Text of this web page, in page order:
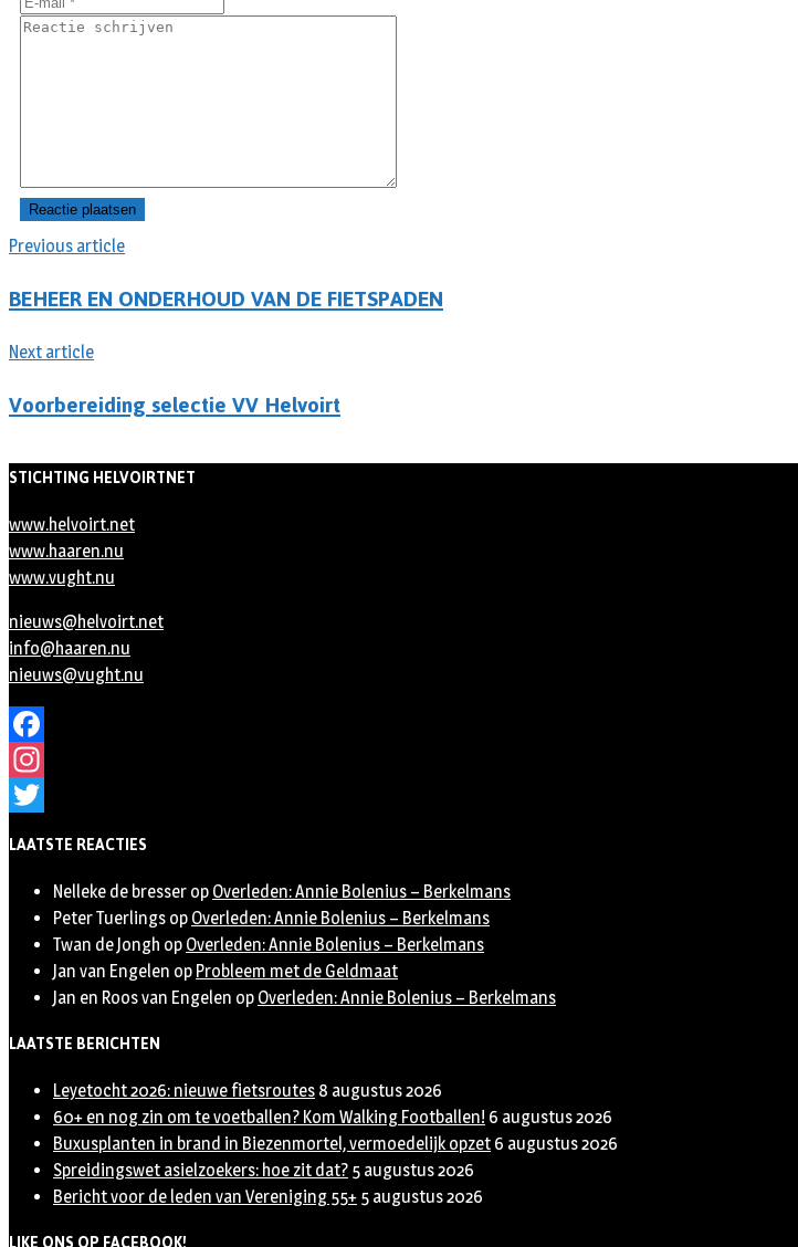
Previous article
BEHEER EN ONDERHOUD VAN DE FIETSPADEN
Next article
Voorbereiding selectie VV Helvoirt
STICHTING HELVOIRTNET
www.helvoirt.net
www.haaren.nu
www.vught.nu
nieuws@helvoirt.net
info@haaren.nu
nieuws@vught.nu
Facebook
Instagram
LAATSTE REACTIES
Nelleke de bresser op Overleden: Annie Bolenius – Berkelmans
Peter Tuerlings op Overleden: Annie Bolenius – Berkelmans
Twan de Jongh op Overleden: Annie Bolenius – Berkelmans
Jan van Engelen op Probleem met de Geldmaat
Jan en Roos van Engelen op Overleden: Annie Bolenius – Berkelmans
LAATSTE BERICHTEN
Leyetocht 2026: nieuwe fietsroutes 8 augustus 2026
60+ en nog zin om te voetballen? Kom Walking Footballen! 6 augustus 2026
Buxusplanten in brand in Biezenmortel, vermoedelijk opzet 6 augustus 2026
Spreidingswet asielzoekers: hoe zit dat? 5 augustus 2026
Bericht voor de leden van Vereniging 55+ 5 augustus 2026